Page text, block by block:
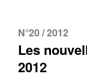
N°20 / 2012
Les
2012